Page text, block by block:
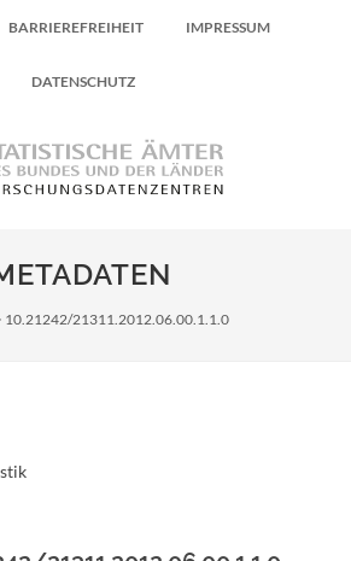
BARRIEREFREIHEIT IMPRESSUM
DATENSCHUTZ
10.21242/21311.2012.06.00.1.1.0